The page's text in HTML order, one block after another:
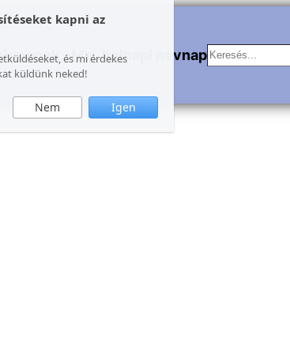
kapni az
és mi érdekes
küldünk neked!
Nem Igen
Mai, holnapi névnapKeresés